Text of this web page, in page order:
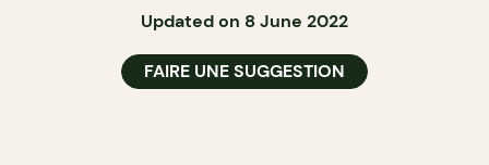
Updated on 8 June 2022
FAIRE UNE SUGGESTION